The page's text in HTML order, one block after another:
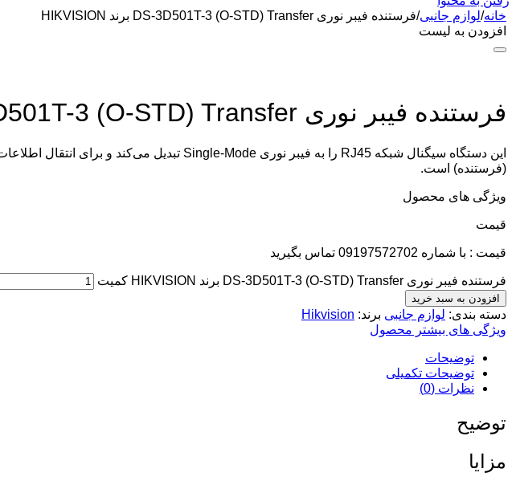
خانه/لوازم جانبی/فرستنده فیبر نوری DS-3D501T-3 (O-STD) Transfer برند HIKVISION
افزودن به لیست
فرستنده فیبر نوری DS-3D501T-3 (O-STD) Transfer برند HIKVISION
(فرستنده) است.
ویژگی های محصول
قيمت
قیمت : با شماره 09197572702 تماس بگیرید
فرستنده فیبر نوری DS-3D501T-3 (O-STD) Transfer برند HIKVISION کمیت
افزودن به سبد خرید
دسته بندی: لوازم جانبی برند: Hikvision
ویژگی های بیشتر محصول
توضیحات
توضیحات تکمیلی
نظرات (0)
توضیح
مزایا